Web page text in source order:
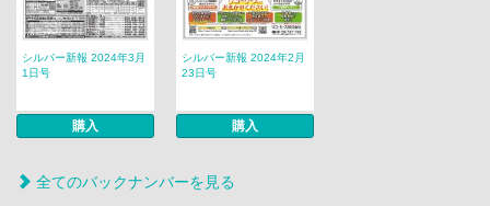
シルバー新報 2024年3月
1日号
購入
シルバー新報 2024年2月
23日号
購入
全てのバックナンバーを見る